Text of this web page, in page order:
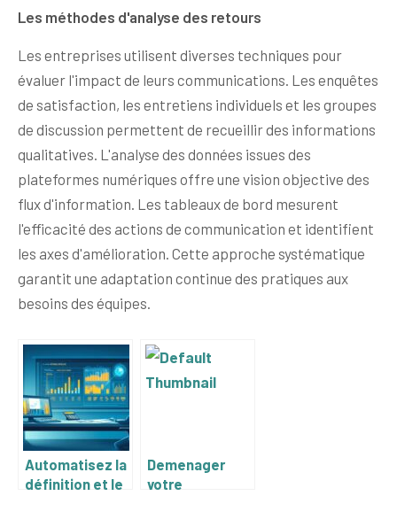
Les méthodes d'analyse des retours
Les entreprises utilisent diverses techniques pour
évaluer l'impact de leurs communications. Les enquêtes
de satisfaction, les entretiens individuels et les groupes
de discussion permettent de recueillir des informations
qualitatives. L'analyse des données issues des
plateformes numériques offre une vision objective des
flux d'information. Les tableaux de bord mesurent
l'efficacité des actions de communication et identifient
les axes d'amélioration. Cette approche systématique
garantit une adaptation continue des pratiques aux
besoins des équipes.
Automatisez la
définition et le
Demenager
votre